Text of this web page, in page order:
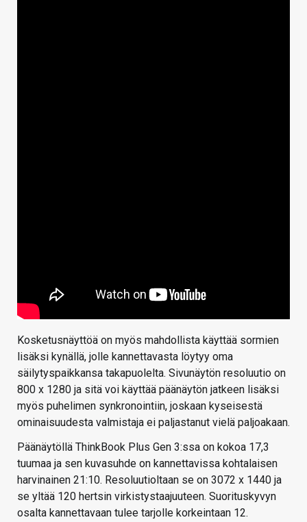
Kosketusnäyttöä on myös mahdollista käyttää sormien
lisäksi kynällä, jolle kannettavasta löytyy oma
säilytyspaikkansa takapuolelta. Sivunäytön resoluutio on
800 x 1280 ja sitä voi käyttää päänäytön jatkeen lisäksi
myös puhelimen synkronointiin, joskaan kyseisestä
ominaisuudesta valmistaja ei paljastanut vielä paljoakaan.
Päänäytöllä ThinkBook Plus Gen 3:ssa on kokoa 17,3
tuumaa ja sen kuvasuhde on kannettavissa kohtalaisen
harvinainen 21:10. Resoluutioltaan se on 3072 x 1440 ja
se yltää 120 hertsin virkistystaajuuteen. Suorituskyvyn
osalta kannettavaan tulee tarjolle korkeintaan 12.